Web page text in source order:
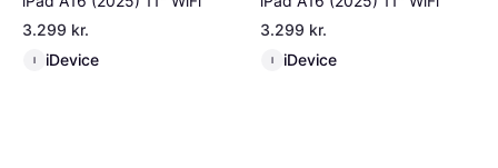
3.299 kr.
I iDevice
3.299 kr.
I iDevice